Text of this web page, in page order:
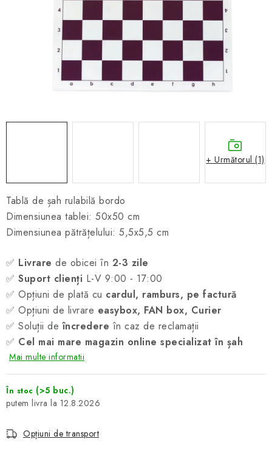
ȘAH ONLINE
MERCH ȘAH
Tablă de șah rulabilă bordo
Dimensiunea tablei: 50x50 cm
Dimensiunea pătrățelului: 5,5x5,5 cm
✅ Livrare de obicei în 2-3 zile
✅ Suport clienți L-V 9:00 - 17:00
✅ Opțiuni de plată cu cardul, ramburs, pe factură
✅ Opțiuni de livrare easybox, FAN box, Curier
✅ Soluții deîncredere în caz de reclamații
✅ Cel mai mare magazin online specializat în șah
Mai multe informatii
În stoc (>5 buc.)
12.8.2026
Opțiuni de transport
+ Următorul (1)